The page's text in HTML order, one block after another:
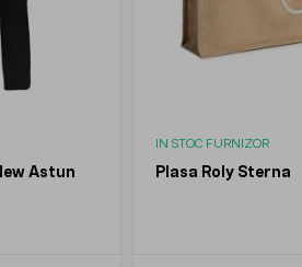
Astun
IN STOC FURNIZOR
Plasa Roly Sterna